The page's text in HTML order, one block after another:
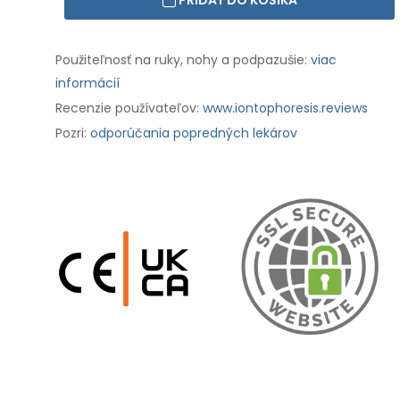
Použiteľnosť na ruky, nohy a podpazušie: viac
informácií
Recenzie používateľov: www.iontophoresis.reviews
Pozri: odporúčania popredných lekárov